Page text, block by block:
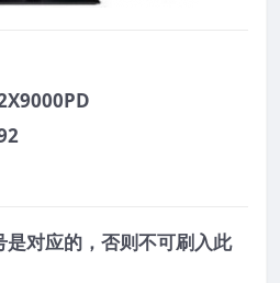
对应的，否则不可刷入此